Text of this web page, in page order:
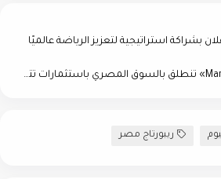
بشراكة استراتيجية لتعزيز الرياضة عالميًا
«Marsoum Developments» تنطلق بالسوق المصري باستثمارات تتجاوز 20 مليار جنيه
ريبورتاج مصر